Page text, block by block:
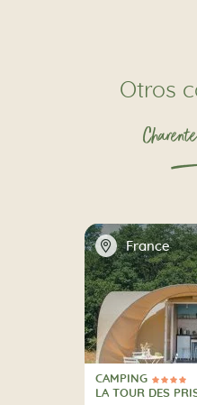
Otros
📍 France
4 Estrellas
CAMPING
CAMPING
LA TOUR DES